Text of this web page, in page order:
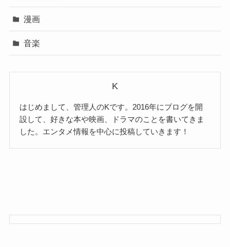
漫画
音楽
K
はじめまして、管理人のKです。2016年にブログを開
設して、好きな本や映画、ドラマのことを書いてきま
した。エンタメ情報を中心に投稿していきます！